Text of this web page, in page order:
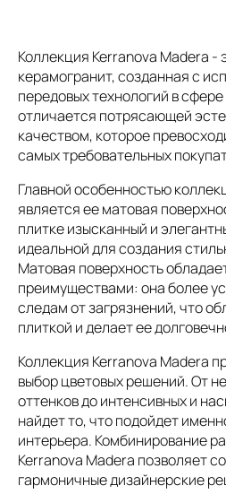
Коллекция Kerranova Madera -
керамогранит, созданная с
передовых технологий в
отличается потрясающей
качеством, которое
самых требовательных
Главной особенностью
является ее матовая
плитке изысканный и
идеальной для создания
Матовая поверхность
преимуществами: она более
следам от загрязнений, что
плиткой и делает ее
Коллекция Kerranova Madera
выбор цветовых решений. От
оттенков до интенсивных и
найдет то, что подойдет
интерьера. Комбинирование
Kerranova Madera позволяет
гармоничные дизайнерские